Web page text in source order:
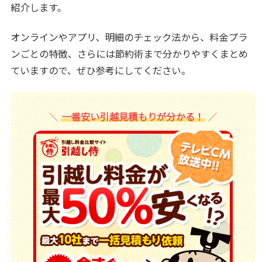
紹介します。
オンラインやアプリ、明細のチェック法から、料金プラ
ンごとの特徴、さらには節約術まで分かりやすくまとめ
ていますので、ぜひ参考にしてください。
一番安い引越見積もりが分かる！